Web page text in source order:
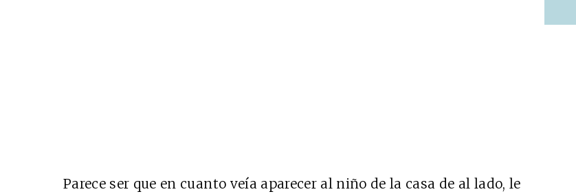
Parece ser que en cuanto veía aparecer al niño de la casa de al lado, le